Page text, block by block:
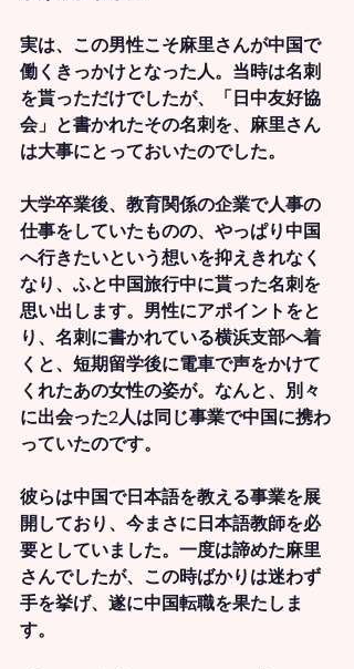
実は、この男性こそ麻里さんが中国で
働くきっかけとなった人。当時は名刺
を貰っただけでしたが、「日中友好協
会」と書かれたその名刺を、麻里さん
は大事にとっておいたのでした。
大学卒業後、教育関係の企業で人事の
仕事をしていたものの、やっぱり中国
へ行きたいという想いを抑えきれなく
なり、ふと中国旅行中に貰った名刺を
思い出します。男性にアポイントをと
り、名刺に書かれている横浜支部へ着
くと、短期留学後に電車で声をかけて
くれたあの女性の姿が。なんと、別々
に出会った2人は同じ事業で中国に携わ
っていたのです。
彼らは中国で日本語を教える事業を展
開しており、今まさに日本語教師を必
要としていました。一度は諦めた麻里
さんでしたが、この時ばかりは迷わず
手を挙げ、遂に中国転職を果たしま
す。